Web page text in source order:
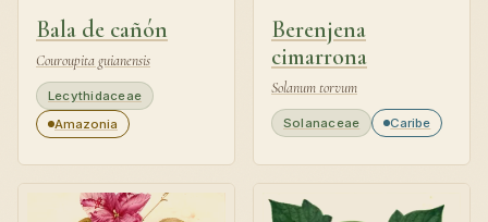
Bala de cañón
Couroupita guianensis
Lecythidaceae
Amazonia
Berenjena
cimarrona
Solanum torvum
Solanaceae Caribe